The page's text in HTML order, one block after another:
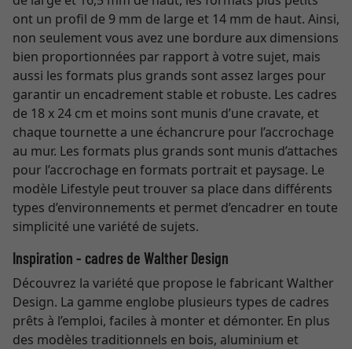
ont un profil de 9 mm de large et 14 mm de haut. Ainsi,
non seulement vous avez une bordure aux dimensions
bien proportionnées par rapport à votre sujet, mais
aussi les formats plus grands sont assez larges pour
garantir un encadrement stable et robuste. Les cadres
de 18 x 24 cm et moins sont munis d’une cravate, et
chaque tournette a une échancrure pour l’accrochage
au mur. Les formats plus grands sont munis d’attaches
pour l’accrochage en formats portrait et paysage. Le
modèle Lifestyle peut trouver sa place dans différents
types d’environnements et permet d’encadrer en toute
simplicité une variété de sujets.
Inspiration - cadres de Walther Design
Découvrez la variété que propose le fabricant Walther
Design. La gamme englobe plusieurs types de cadres
prêts à l’emploi, faciles à monter et démonter. En plus
des modèles traditionnels en bois, aluminium et